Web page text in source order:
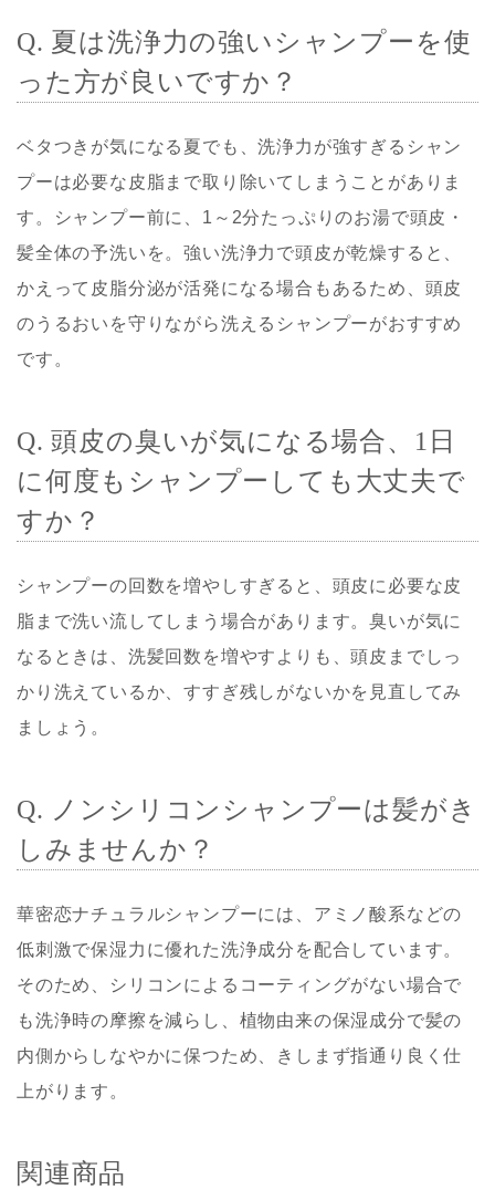
Q. 夏は洗浄力の強いシャンプーを使
った方が良いですか？
ベタつきが気になる夏でも、洗浄力が強すぎるシャン
プーは必要な皮脂まで取り除いてしまうことがありま
す。シャンプー前に、1～2分たっぷりのお湯で頭皮・
髪全体の予洗いを。強い洗浄力で頭皮が乾燥すると、
かえって皮脂分泌が活発になる場合もあるため、頭皮
のうるおいを守りながら洗えるシャンプーがおすすめ
です。
Q. 頭皮の臭いが気になる場合、1日
に何度もシャンプーしても大丈夫で
すか？
シャンプーの回数を増やしすぎると、頭皮に必要な皮
脂まで洗い流してしまう場合があります。臭いが気に
なるときは、洗髪回数を増やすよりも、頭皮までしっ
かり洗えているか、すすぎ残しがないかを見直してみ
ましょう。
Q. ノンシリコンシャンプーは髪がき
しみませんか？
華密恋ナチュラルシャンプーには、アミノ酸系などの
低刺激で保湿力に優れた洗浄成分を配合しています。
そのため、シリコンによるコーティングがない場合で
も洗浄時の摩擦を減らし、植物由来の保湿成分で髪の
内側からしなやかに保つため、きしまず指通り良く仕
上がります。
関連商品